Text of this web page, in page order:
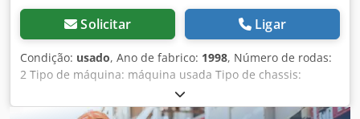
Solicitar Ligar
Condição: usado, Ano de fabrico: 1998, Número de rodas:
2 Tipo de máquina: máquina usada Tipo de chassis:
acoplável Equipamento para adubação / rosca
transportadora de adubo / Dedpfx Aasr Ncfqegjwa